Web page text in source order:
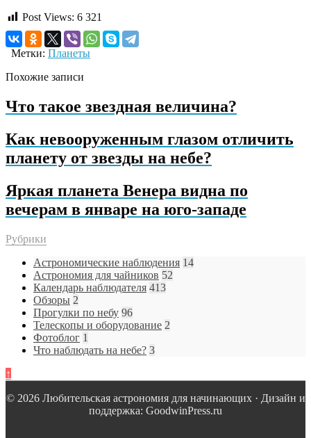
Post Views: 6 321
Метки: Планеты
Похожие записи
Что такое звездная величина?
Как невооруженным глазом отличить
планету от звезды на небе?
Яркая планета Венера видна по
вечерам в январе на юго-западе
Рубрики
Астрономические наблюдения 14
Астрономия для чайников 52
Календарь наблюдателя 413
Обзоры 2
Прогулки по небу 96
Телескопы и оборудование 2
Фотоблог 1
Что наблюдать на небе? 3
↑
© 2026 Любительская астрономия для начинающих · Дизайн и
поддержка: GoodwinPress.ru